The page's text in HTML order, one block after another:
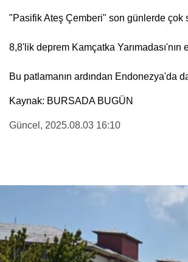
"Pasifik Ateş Çemberi" son günlerde çok
8,8'lik deprem Kamçatka
Bu patlamanın ardından Endonezya'da
Kaynak: BURSADA BUGÜN
Güncel , 2025.08.03 16:10